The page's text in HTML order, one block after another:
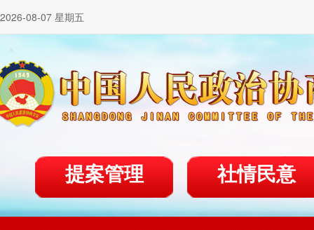
2026-08-07 星期五
提案管理 社情民意